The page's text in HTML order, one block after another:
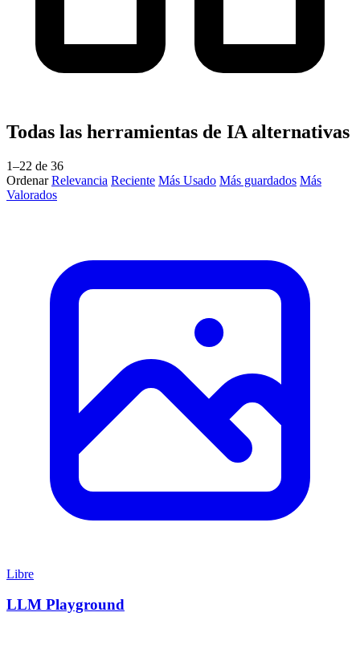
Todas las herramientas de IA alternativas
1–22 de 36
OrdenarRelevancia Reciente Más Usado Más guardados Más
Valorados
Libre
LLM Playground